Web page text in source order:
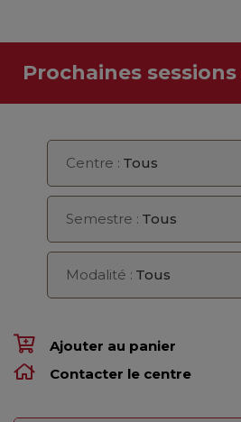
Prochaines
Centre : Tous
Semestre : Tous
Modalité : Tous
Ajouter au panier
Contacter le centre